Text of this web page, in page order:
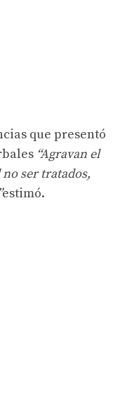
que presentó
“Agravan el
ser tratados,
estimó.